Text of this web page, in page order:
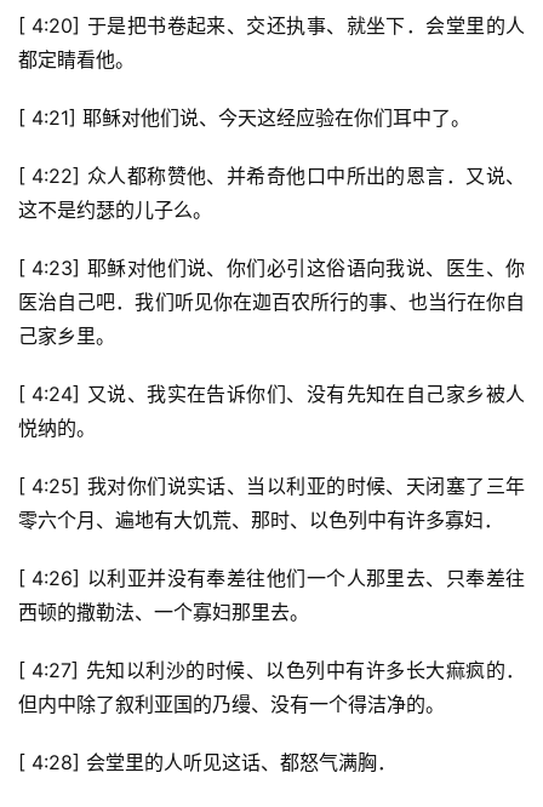
页
主
崇
拜
专
题
座
赞
美
拜
[ 4:20] 于是把书卷起来、交还执事、就坐下．会堂里的人
都定睛看他。
[ 4:21] 耶稣对他们说、今天这经应验在你们耳中了。
[ 4:22] 众人都称赞他、并希奇他口中所出的恩言．又说、
这不是约瑟的儿子么。
[ 4:23] 耶稣对他们说、你们必引这俗语向我说、医生、你
医治自己吧．我们听见你在迦百农所行的事、也当行在你自
己家乡里。
[ 4:24] 又说、我实在告诉你们、没有先知在自己家乡被人
悦纳的。
[ 4:25] 我对你们说实话、当以利亚的时候、天闭塞了三年
零六个月、遍地有大饥荒、那时、以色列中有许多寡妇．
[ 4:26] 以利亚并没有奉差往他们一个人那里去、只奉差往
西顿的撒勒法、一个寡妇那里去。
[ 4:27] 先知以利沙的时候、以色列中有许多长大痲疯的．
但内中除了叙利亚国的乃缦、没有一个得洁净的。
[ 4:28] 会堂里的人听见这话、都怒气满胸．